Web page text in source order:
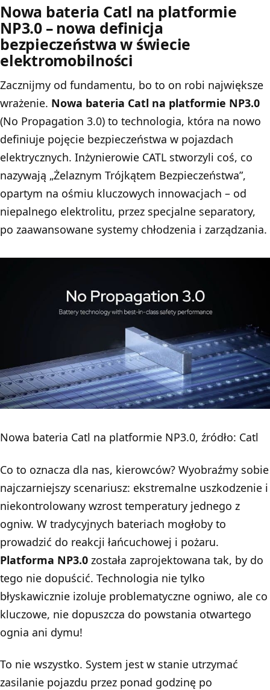
Nowa bateria Catl na platformie
NP3.0 – nowa definicja
bezpieczeństwa w świecie
elektromobilności
Zacznijmy od fundamentu, bo to on robi największe
wrażenie. Nowa bateria Catl na platformie NP3.0
(No Propagation 3.0) to technologia, która na nowo
definiuje pojęcie bezpieczeństwa w pojazdach
elektrycznych. Inżynierowie CATL stworzyli coś, co
nazywają „Żelaznym Trójkątem Bezpieczeństwa”,
opartym na ośmiu kluczowych innowacjach – od
niepalnego elektrolitu, przez specjalne separatory,
po zaawansowane systemy chłodzenia i zarządzania.
Nowa bateria Catl na platformie NP3.0, źródło: Catl
Co to oznacza dla nas, kierowców? Wyobraźmy sobie
najczarniejszy scenariusz: ekstremalne uszkodzenie i
niekontrolowany wzrost temperatury jednego z
ogniw. W tradycyjnych bateriach mogłoby to
prowadzić do reakcji łańcuchowej i pożaru.
Platforma NP3.0 została zaprojektowana tak, by do
tego nie dopuścić. Technologia nie tylko
błyskawicznie izoluje problematyczne ogniwo, ale co
kluczowe, nie dopuszcza do powstania otwartego
ognia ani dymu!
To nie wszystko. System jest w stanie utrzymać
zasilanie pojazdu przez ponad godzinę po